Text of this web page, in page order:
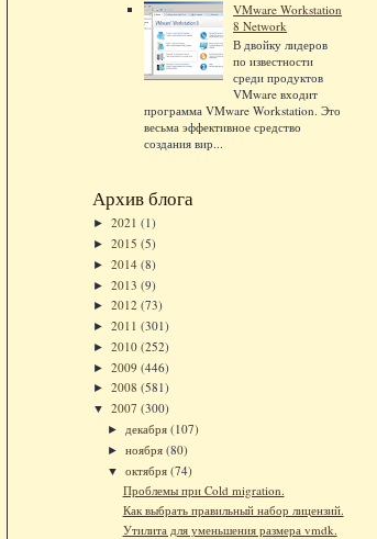
VMware Workstation
8 Network
В двойку лидеров
по известности
среди продуктов
VMware входит
программа VMware Workstation. Это
весьма эффективное средство
создания вир...
Архив блога
► 2021 (1)
► 2015 (5)
► 2014 (8)
► 2013 (9)
► 2012 (73)
► 2011 (301)
► 2010 (252)
► 2009 (446)
► 2008 (581)
▼ 2007 (300)
► декабря (107)
► ноября (80)
▼ октября (74)
Проблемы при Cold migration.
Как выбрать правильный набор лицензий.
Утилита для уменьшения размера vmdk.